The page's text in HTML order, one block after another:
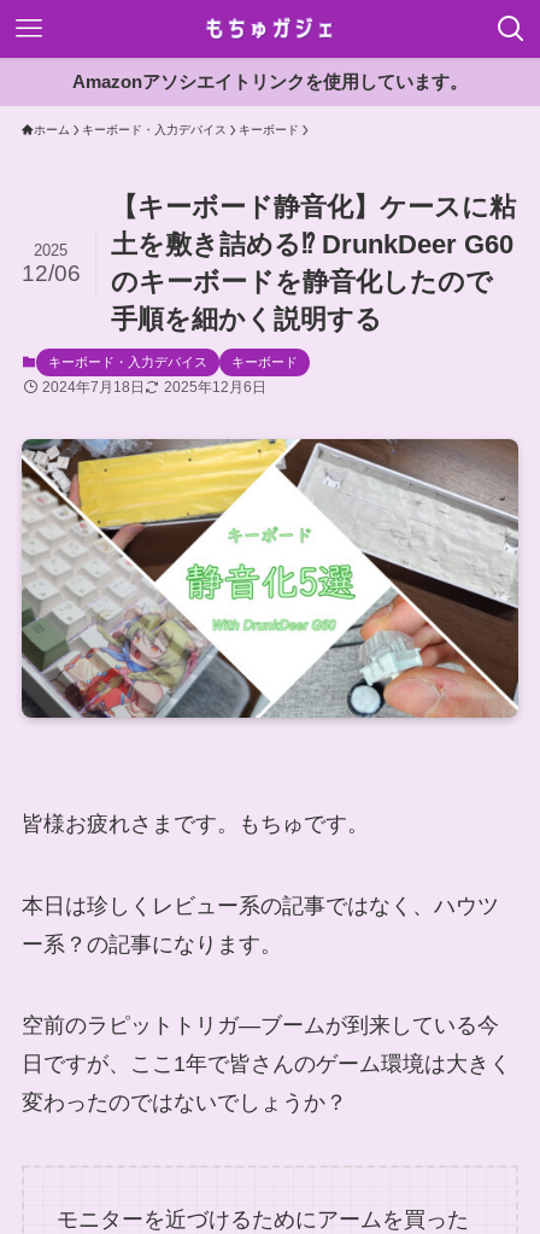
Amazonアソシエイトリンクを使用しています。
ホーム キーボード・入力デバイス キーボード
【キーボード静音化】ケースに粘
土を敷き詰める⁉ DrunkDeer G60
のキーボードを静音化したので
手順を細かく説明する
2025
12/06
キーボード・入力デバイス キーボード
2024年7月18日 2025年12月6日
皆様お疲れさまです。もちゅです。
本日は珍しくレビュー系の記事ではなく、ハウツ
ー系？の記事になります。
空前のラピットトリガ―ブームが到来している今
日ですが、ここ1年で皆さんのゲーム環境は大きく
変わったのではないでしょうか？
モニターを近づけるためにアームを買った